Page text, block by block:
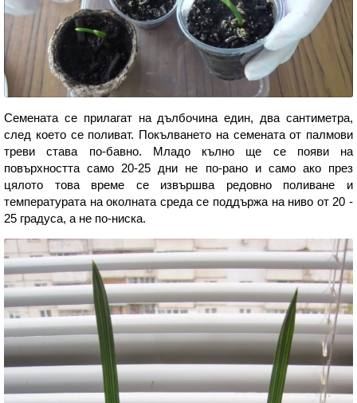
Семената се прилагат на дълбочина един, два сантиметра,
след което се поливат. Покълването на семената от палмови
треви става по-бавно. Младо кълно ще се появи на
повърхността само 20-25 дни не по-рано и само ако през
цялото това време се извършва редовно поливане и
температурата на околната среда се поддържа на ниво от 20 -
25 градуса, а не по-ниска.